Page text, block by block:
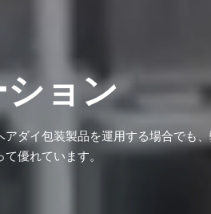
ョン
ダイ包装製品を運用する場合でも
優れています。